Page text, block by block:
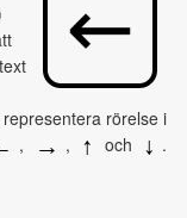
rörelse i
, → , ↑ och ↓ .